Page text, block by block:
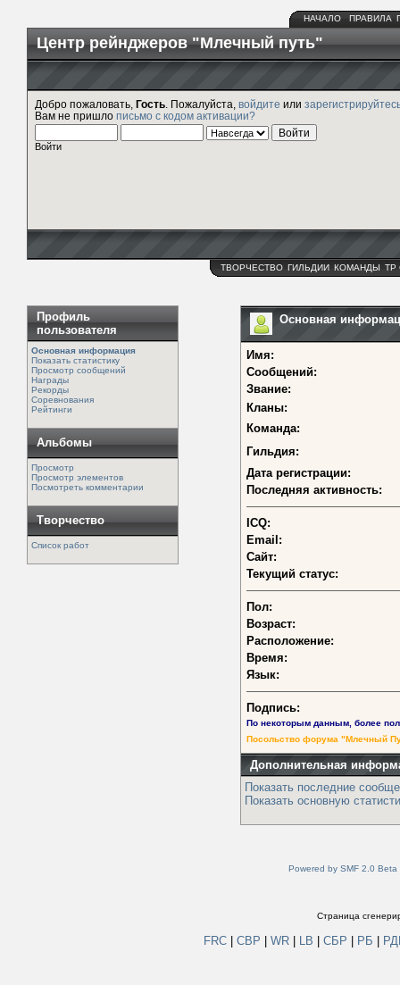
НАЧАЛО ПРАВИЛА
Центр рейнджеров "Млечный путь"
Добро пожаловать, Гость . Пожалуйста, войдите или
Вам не пришло письмо с кодом активации?
Войти
ТВОРЧЕСТВО ГИЛЬДИИ КОМАНДЫ ТР
Профиль
пользователя
Основная информация
Показать статистику
Просмотр сообщений
Награды
Рекорды
Соревнования
Рейтинги
Альбомы
Просмотр
Просмотр элементов
Посмотреть комментарии
Творчество
Список работ
Основная
Имя:
Сообщений:
Звание:
Кланы:
Команда:
Гильдия:
Дата регистрации:
Последняя активность:
ICQ:
Email:
Сайт:
Текущий статус:
Пол:
Возраст:
Расположение:
Время:
Язык:
Подпись:
По некоторым данным, более
Посольство форума "Млечный
Дополнительная
Показать последние
Показать основную
Powered by SMF 2.0 Beta
Страница
FRC СВР WR LB СБР РБ